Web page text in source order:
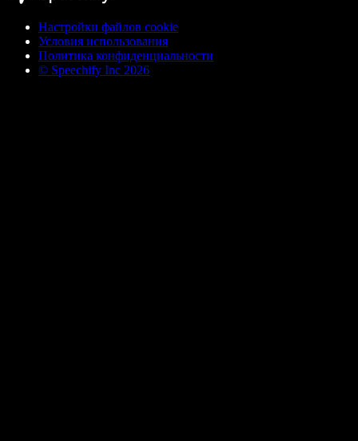
Настройки файлов cookie
Условия использования
Политика конфиденциальности
© Speechify Inc 2026